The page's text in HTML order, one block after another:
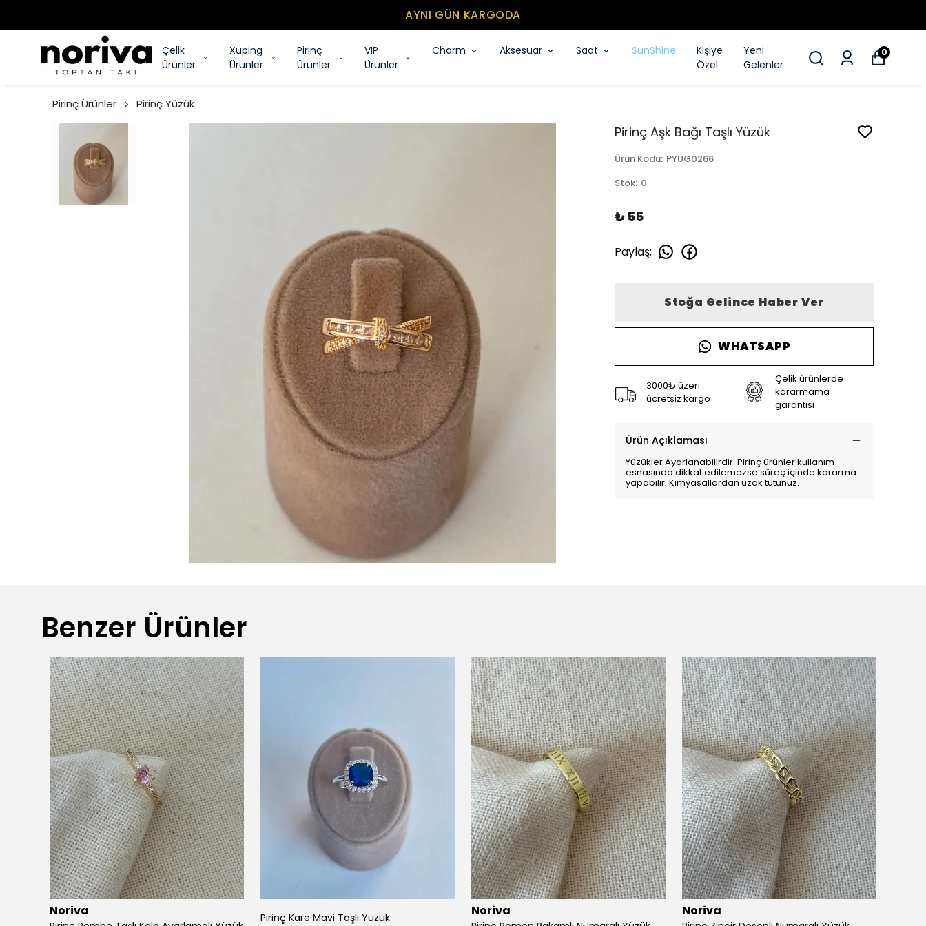
AYNI GÜN KARGODA
Çelik
Ürünler
Xuping
Ürünler
Pirinç
Ürünler
VIP
Ürünler
Charm Aksesuar Saat SunShine
Kişiye
Özel
Yeni
Gelenler
0
Pirinç Ürünler Pirinç Yüzük
Pirinç Aşk Bağı Taşlı Yüzük
Ürün Kodu: PYUG0266
Stok: 0
₺ 55
Paylaş:
Stoğa Gelince Haber Ver
WHATSAPP
3000₺ üzeri
ücretsiz kargo
Çelik ürünlerde
kararmama
garantisi
Ürün Açıklaması
Yüzükler Ayarlanabilirdir. Pirinç ürünler kullanım
esnasında dikkat edilemezse süreç içinde kararma
yapabilir. Kimyasallardan uzak tutunuz.
Benzer Ürünler
Noriva Pirinç Kare Mavi Taşlı Yüzük Noriva Noriva